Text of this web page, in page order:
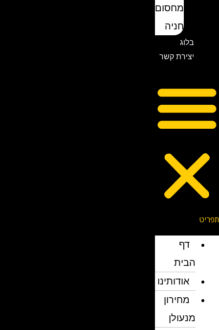
מחסום
חניה
יצירת קשר
דף
הבית
אודותינו
מחירון
מנעולן